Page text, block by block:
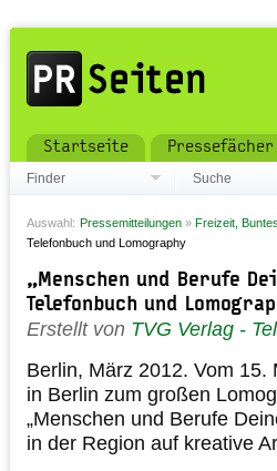
Startseite Pressefächer
Finder Suche
Auswahl: Pressemitteilungen » Freizeit,
Telefonbuch und Lomography
„Menschen und Berufe
Telefonbuch und
Erstellt von TVG Verlag -
Berlin, März 2012. Vom
in Berlin zum großen
„Menschen und Berufe
in der Region auf kreative